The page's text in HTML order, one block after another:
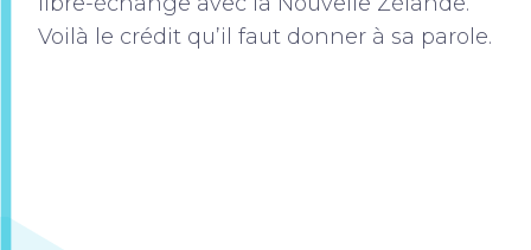
Voilà le crédit qu’il faut donner à sa parole.